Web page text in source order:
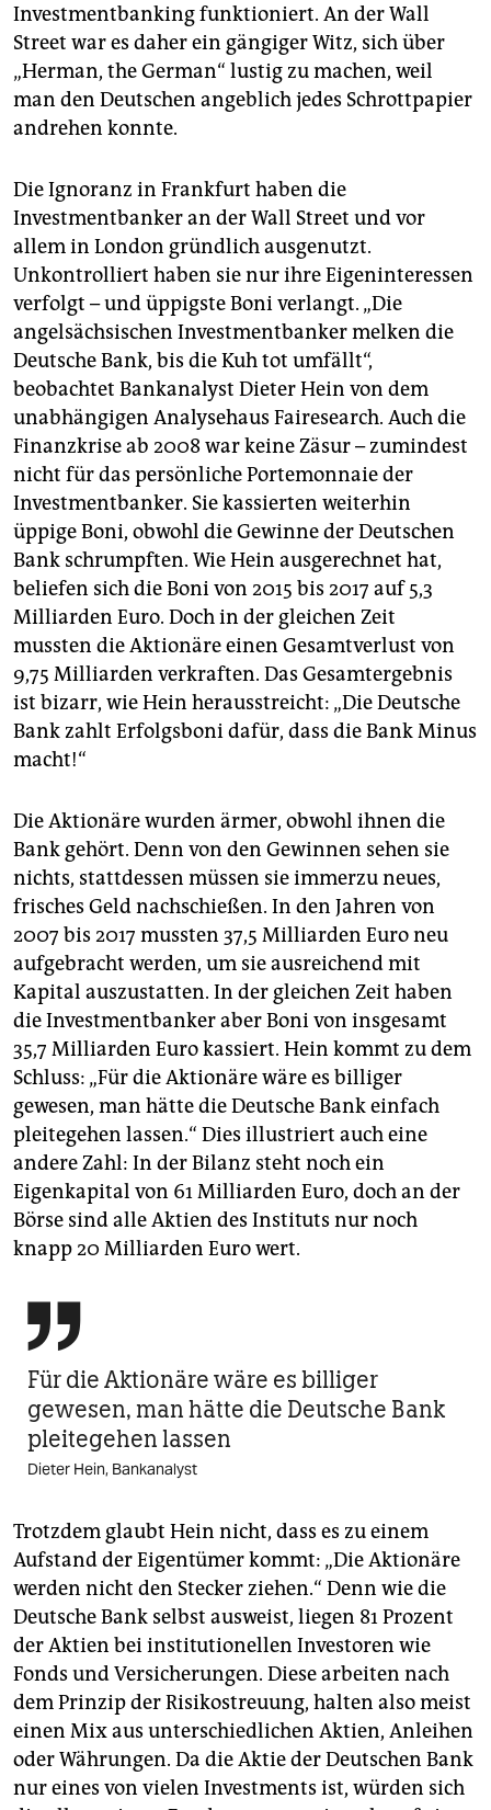
Investmentbanking funktioniert. An der Wall
Street war es daher ein gängiger Witz, sich über
„Herman, the German“ lustig zu machen, weil
man den Deutschen angeblich jedes Schrottpapier
andrehen konnte.
Die Ignoranz in Frankfurt haben die
Investmentbanker an der Wall Street und vor
allem in London gründlich ausgenutzt.
Unkontrolliert haben sie nur ihre Eigeninteressen
verfolgt – und üppigste Boni verlangt. „Die
angelsächsischen Investmentbanker melken die
Deutsche Bank, bis die Kuh tot umfällt“,
beobachtet Bankanalyst Dieter Hein von dem
unabhängigen Analysehaus Fairesearch. Auch die
Finanzkrise ab 2008 war keine Zäsur – zumindest
nicht für das persönliche Portemonnaie der
Investmentbanker. Sie kassierten weiterhin
üppige Boni, obwohl die Gewinne der Deutschen
Bank schrumpften. Wie Hein ausgerechnet hat,
beliefen sich die Boni von 2015 bis 2017 auf 5,3
Milliarden Euro. Doch in der gleichen Zeit
mussten die Aktionäre einen Gesamtverlust von
9,75 Milliarden verkraften. Das Gesamtergebnis
ist bizarr, wie Hein herausstreicht: „Die Deutsche
Bank zahlt Erfolgsboni dafür, dass die Bank Minus
macht!“
Die Aktionäre wurden ärmer, obwohl ihnen die
Bank gehört. Denn von den Gewinnen sehen sie
nichts, stattdessen müssen sie immerzu neues,
frisches Geld nachschießen. In den Jahren von
2007 bis 2017 mussten 37,5 Milliarden Euro neu
aufgebracht werden, um sie ausreichend mit
Kapital auszustatten. In der gleichen Zeit haben
die Investmentbanker aber Boni von insgesamt
35,7 Milliarden Euro kassiert. Hein kommt zu dem
Schluss: „Für die Aktionäre wäre es billiger
gewesen, man hätte die Deutsche Bank einfach
pleitegehen lassen.“ Dies illustriert auch eine
andere Zahl: In der Bilanz steht noch ein
Eigenkapital von 61 Milliarden Euro, doch an der
Börse sind alle Aktien des Instituts nur noch
knapp 20 Milliarden Euro wert.

Für die Aktionäre wäre es billiger
gewesen, man hätte die Deutsche Bank
pleitegehen lassen
Dieter Hein, Bankanalyst
Trotzdem glaubt Hein nicht, dass es zu einem
Aufstand der Eigentümer kommt: „Die Aktionäre
werden nicht den Stecker ziehen.“ Denn wie die
Deutsche Bank selbst ausweist, ­liegen 81 Prozent
der Aktien bei institutionellen Investoren wie
Fonds und Versicherungen. Diese arbeiten nach
dem Prinzip der Risikostreuung, halten also meist
einen Mix aus unterschiedlichen Aktien, Anleihen
oder Währungen. Da die Aktie der Deutschen Bank
nur eines von vielen Investments ist, würden sich